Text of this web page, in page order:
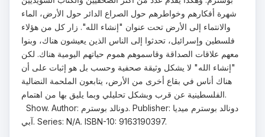
شهرة أفكارهم وخواطرهم حول الصراع الدائر حول الأرض، الماء
والانتماء إلى الأرض تحت عنوان "إنشاء الله". زار كل من هؤلاء
فلسطين وإسرائيل، تحدثوا إلى الناس الذين يعيشون هناك، وبنوا
معهم علاقات الصداقة وقاسموهم هموم حياتهم اليومية هناك. لكن
"إنشاء الله" لا يشكل وثيقة صحفية وحسب بل هو إثبات على أن
هناك أناس في بقاع أخرى من الأرض، يتابعون الملحمة النضالية
الفلسطينية عن قرب وبشكل تحليلي وبما يليق بها من اهتمام.
Show. Author: دونالد بوسترم. Publisher: دونالد بوسترم ميديا
آبي. Series: N/A. ISBN-10: 9163190397.